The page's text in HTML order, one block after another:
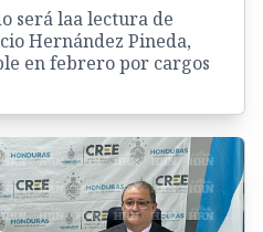
será laa lectura de
Hernández Pineda,
en febrero por cargos